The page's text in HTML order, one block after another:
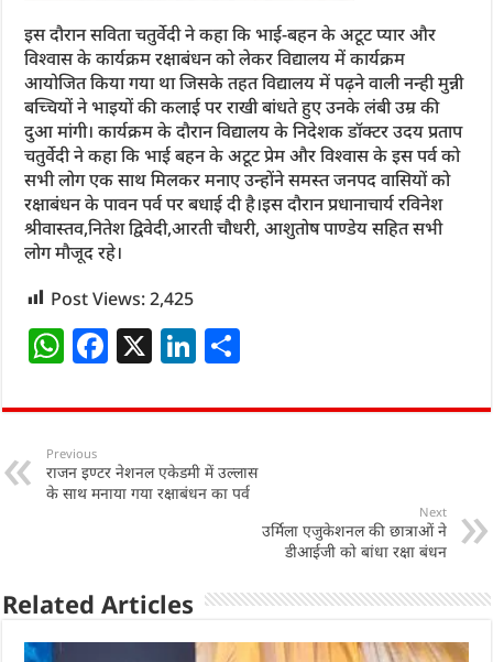
इस दौरान सविता चतुर्वेदी ने कहा कि भाई-बहन के अटूट प्यार और
विश्वास के कार्यक्रम रक्षाबंधन को लेकर विद्यालय में कार्यक्रम
आयोजित किया गया था जिसके तहत विद्यालय में पढ़ने वाली नन्ही मुन्नी
बच्चियों ने भाइयों की कलाई पर राखी बांधते हुए उनके लंबी उम्र की
दुआ मांगी। कार्यक्रम के दौरान विद्यालय के निदेशक डॉक्टर उदय प्रताप
चतुर्वेदी ने कहा कि भाई बहन के अटूट प्रेम और विश्वास के इस पर्व को
सभी लोग एक साथ मिलकर मनाए उन्होंने समस्त जनपद वासियों को
रक्षाबंधन के पावन पर्व पर बधाई दी है।इस दौरान प्रधानाचार्य रविनेश
श्रीवास्तव,नितेश द्विवेदी,आरती चौधरी, आशुतोष पाण्डेय सहित सभी
लोग मौजूद रहे।
Post Views:2,425
W
at
s
A
F
c
e
b
k
X Li
k
e
dI
ar
Previous
राजन इण्टर नेशनल एकेडमी में उल्लास
के साथ मनाया गया रक्षाबंधन का पर्व
Next
उर्मिला एजुकेशनल की छात्राओं ने
डीआईजी को बांधा रक्षा बंधन
Related Articles